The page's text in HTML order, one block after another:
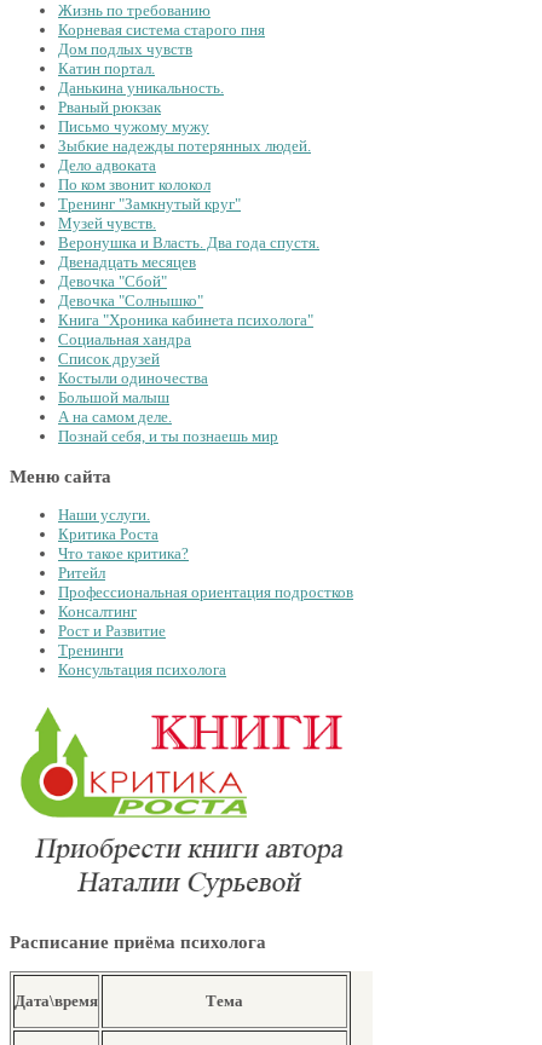
Жизнь по требованию
Корневая система старого пня
Дом подлых чувств
Катин портал.
Данькина уникальность.
Рваный рюкзак
Письмо чужому мужу
Зыбкие надежды потерянных людей.
Дело адвоката
По ком звонит колокол
Тренинг "Замкнутый круг"
Музей чувств.
Веронушка и Власть. Два года спустя.
Двенадцать месяцев
Девочка "Сбой"
Девочка "Солнышко"
Книга "Хроника кабинета психолога"
Социальная хандра
Список друзей
Костыли одиночества
Большой малыш
А на самом деле.
Познай себя, и ты познаешь мир
Меню сайта
Наши услуги.
Критика Роста
Что такое критика?
Ритейл
Профессиональная ориентация подростков
Консалтинг
Рост и Развитие
Тренинги
Консультация психолога
Расписание приёма психолога
Дата\время Тема